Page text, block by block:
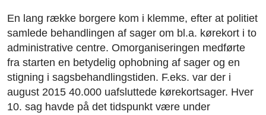
En lang række borgere kom i klemme, efter at politiet
samlede behandlingen af sager om bl.a. kørekort i to
administrative centre. Omorganiseringen medførte
fra starten en betydelig ophobning af sager og en
stigning i sagsbehandlingstiden. F.eks. var der i
august 2015 40.000 uafsluttede kørekortsager. Hver
10. sag havde på det tidspunkt være under